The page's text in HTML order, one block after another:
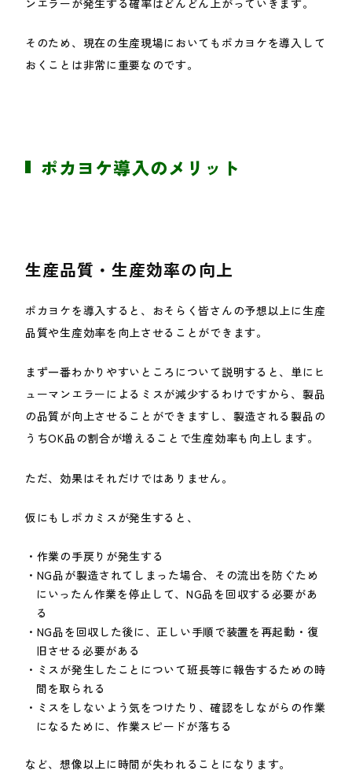
そのため、現在の生産現場においてもポカヨケを導入して
おくことは非常に重要なのです。
ポカヨケ導入のメリット
生産品質・生産効率の向上
ポカヨケを導入すると、おそらく皆さんの予想以上に生産
品質や生産効率を向上させることができます。
まず一番わかりやすいところについて説明すると、単にヒ
ューマンエラーによるミスが減少するわけですから、製品
の品質が向上させることができますし、製造される製品の
うちOK品の割合が増えることで生産効率も向上します。
ただ、効果はそれだけではありません。
仮にもしポカミスが発生すると、
作業の手戻りが発生する
NG品が製造されてしまった場合、その流出を防ぐため
にいったん作業を停止して、NG品を回収する必要があ
る
NG品を回収した後に、正しい手順で装置を再起動・復
旧させる必要がある
ミスが発生したことについて班長等に報告するための時
間を取られる
ミスをしないよう気をつけたり、確認をしながらの作業
になるために、作業スピードが落ちる
など、想像以上に時間が失われることになります。